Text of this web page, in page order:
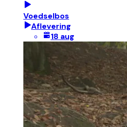
Voedselbos
Aflevering
18 aug